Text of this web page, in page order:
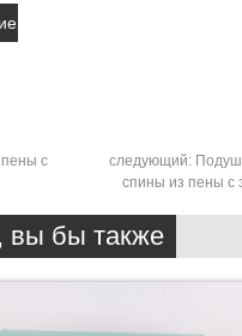
с
следующий:
спины из пены с
вы бы также